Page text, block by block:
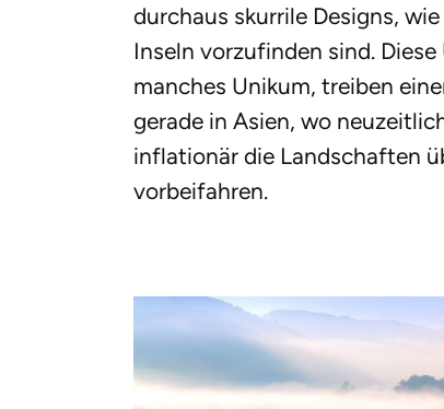
durchaus skurrile Designs,
Inseln vorzufinden sind.
manches Unikum, treiben
gerade in Asien, wo
inflationär die Landschaften
vorbeifahren.